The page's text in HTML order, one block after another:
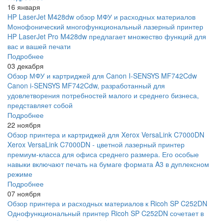
16 января
HP LaserJet M428dw обзор МФУ и расходных материалов
Монофонический многофункциональный лазерный принтер
HP LaserJet Pro M428dw предлагает множество функций для
вас и вашей печати
Подробнее
03 декабря
Обзор МФУ и картриджей для Canon I-SENSYS MF742Cdw
Canon i-SENSYS MF742Cdw, разработанный для
удовлетворения потребностей малого и среднего бизнеса,
представляет собой
Подробнее
22 ноября
Обзор принтера и картриджей для Xerox VersaLink C7000DN
Xerox VersaLink C7000DN - цветной лазерный принтер
премиум-класса для офиса среднего размера. Его особые
навыки включают печать на бумаге формата A3 в дуплексном
режиме
Подробнее
07 ноября
Обзор принтера и расходных материалов к Ricoh SP C252DN
Однофункциональный принтер Ricoh SP C252DN сочетает в